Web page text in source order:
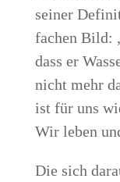
sei­ner
fa­chen Bild:
dass er
nicht mehr
ist für uns
Wir leben
Die sich